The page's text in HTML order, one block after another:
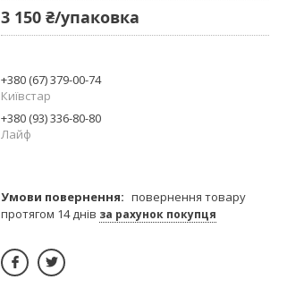
3 150 ₴/упаковка
+380 (67) 379-00-74
Київстар
+380 (93) 336-80-80
Лайф
повернення товару
протягом 14 днів за рахунок покупця